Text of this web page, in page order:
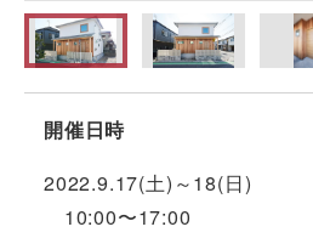
開催日時
2022.9.17(土)～18(日)
10:00〜17:00